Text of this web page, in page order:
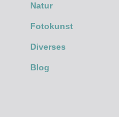
Natur
Fotokunst
Diverses
Blog